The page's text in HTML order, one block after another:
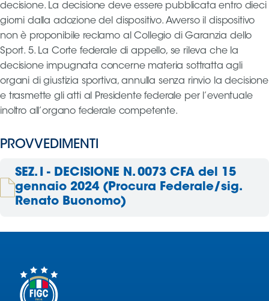
decisione. La decisione deve essere pubblicata entro dieci
giorni dalla adozione del dispositivo. Avverso il dispositivo
non è proponibile reclamo al Collegio di Garanzia dello
Sport. 5. La Corte federale di appello, se rileva che la
decisione impugnata concerne materia sottratta agli
organi di giustizia sportiva, annulla senza rinvio la decisione
e trasmette gli atti al Presidente federale per l’eventuale
inoltro all’organo federale competente.
PROVVEDIMENTI
SEZ. I - DECISIONE N. 0073 CFA del 15
gennaio 2024 (Procura Federale/sig.
Renato Buonomo)